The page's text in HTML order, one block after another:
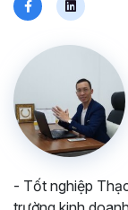
- Tốt nghiệp